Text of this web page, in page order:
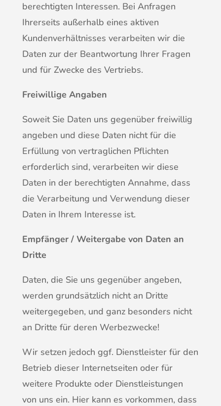
berechtigten Interessen. Bei Anfragen
Ihrerseits außerhalb eines aktiven
Kundenverhältnisses verarbeiten wir die
Daten zur der Beantwortung Ihrer Fragen
und für Zwecke des Vertriebs.
Freiwillige Angaben
Soweit Sie Daten uns gegenüber freiwillig
angeben und diese Daten nicht für die
Erfüllung von vertraglichen Pflichten
erforderlich sind, verarbeiten wir diese
Daten in der berechtigten Annahme, dass
die Verarbeitung und Verwendung dieser
Daten in Ihrem Interesse ist.
Empfänger / Weitergabe von Daten an
Dritte
Daten, die Sie uns gegenüber angeben,
werden grundsätzlich nicht an Dritte
weitergegeben, und ganz besonders nicht
an Dritte für deren Werbezwecke!
Wir setzen jedoch ggf. Dienstleister für den
Betrieb dieser Internetseiten oder für
weitere Produkte oder Dienstleistungen
von uns ein. Hier kann es vorkommen, dass